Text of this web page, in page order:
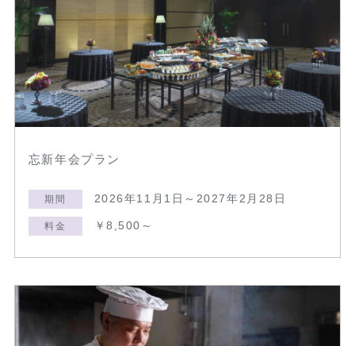
忘新年会プラン
期間 2026年11月1日～2027年2月28日
料金 ￥8,500～